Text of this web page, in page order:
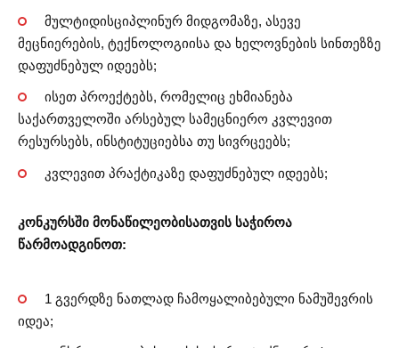
მულტიდისციპლინურ მიდგომაზე, ასევე
მეცნიერების, ტექნოლოგიისა და ხელოვნების სინთეზზე
დაფუძნებულ იდეებს;
ისეთ პროექტებს, რომელიც ეხმიანება
საქართველოში არსებულ სამეცნიერო კვლევით
რესურსებს, ინსტიტუციებსა თუ სივრცეებს;
კვლევით პრაქტიკაზე დაფუძნებულ იდეებს;
კონკურსში მონაწილეობისათვის საჭიროა
წარმოადგინოთ:
1 გვერდზე ნათლად ჩამოყალიბებული ნამუშევრის
იდეა;